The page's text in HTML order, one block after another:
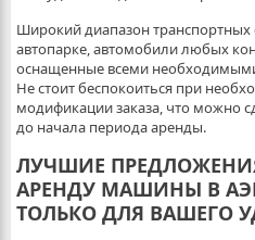
Широкий диапазон транспортных
автопарке, автомобили любых
оснащенные всеми
Не стоит беспокоиться при
модификации заказа, что можно
до начала периода аренды.
ЛУЧШИЕ
АРЕНДУ МАШИНЫ В
ТОЛЬКО ДЛЯ ВАШЕГО